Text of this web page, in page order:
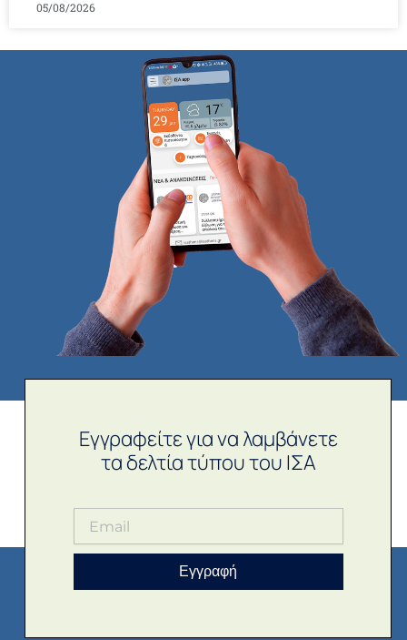
05/08/2026
Εγγραφείτε για να λαμβάνετε
τα δελτία τύπου του ΙΣΑ
Εγγραφή